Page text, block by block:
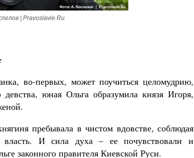
| Pravoslavie.Ru
во-первых, может поучиться целомудрию,
юная Ольга образумила князя Игоря,
пребывала в чистом вдовстве, соблюдая
И сила духа – ее почувствовали и
законного правителя Киевской Руси.